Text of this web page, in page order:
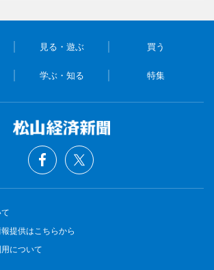
見る・遊ぶ 買う
学ぶ・知る 特集
提供はこちらから
について